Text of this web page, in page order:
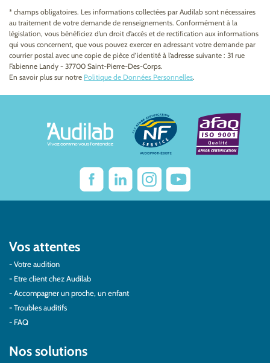
* champs obligatoires. Les informations collectées par Audilab sont nécessaires
au traitement de votre demande de renseignements. Conformément à la
législation, vous bénéficiez d’un droit d’accès et de rectification aux informations
qui vous concernent, que vous pouvez exercer en adressant votre demande par
courrier postal avec une copie de pièce d’identité à l’adresse suivante : 31 rue
Fabienne Landy - 37700 Saint-Pierre-Des-Corps.
En savoir plus sur notre Politique de Données Personnelles.
Vos attentes
Votre audition
Etre client chez Audilab
Accompagner un proche, un enfant
Troubles auditifs
FAQ
Nos solutions